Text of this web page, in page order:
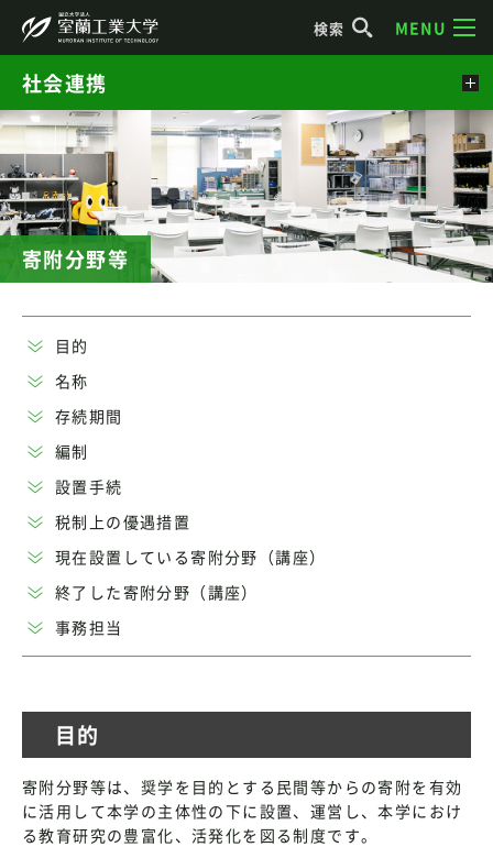
検索 MENU
寄附分野等
目的
名称
存続期間
編制
設置手続
税制上の優遇措置
現在設置している寄附分野（講座）
終了した寄附分野（講座）
事務担当
目的
寄附分野等は、奨学を目的とする民間等からの寄附を有効
に活用して本学の主体性の下に設置、運営し、本学におけ
る教育研究の豊富化、活発化を図る制度です。
社会連携